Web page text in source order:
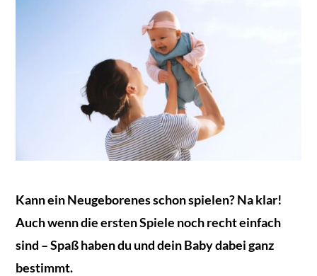
Kann ein Neugeborenes schon spielen? Na klar!
Auch wenn die ersten Spiele noch recht einfach
sind – Spaß haben du und dein Baby dabei ganz
bestimmt.